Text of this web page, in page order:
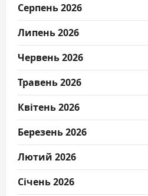
Серпень 2026
Липень 2026
Червень 2026
Травень 2026
Квітень 2026
Березень 2026
Лютий 2026
Січень 2026